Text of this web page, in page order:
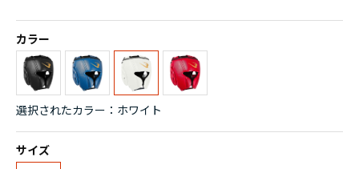
カラー
選択されたカラー：ホワイト
サイズ